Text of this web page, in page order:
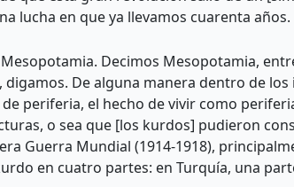
lucha en que ya llevamos cuarenta años.
Decimos Mesopotamia,
De alguna manera dentro de
periferia, el hecho de vivir como
o sea que [los kurdos] pudieron
Guerra Mundial (1914-1918),
en cuatro partes: en Turquía, una